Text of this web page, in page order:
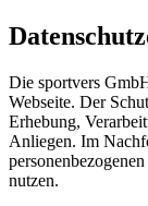
Die sportvers
Webseite. Der
Erhebung,
Anliegen. Im
nutzen.